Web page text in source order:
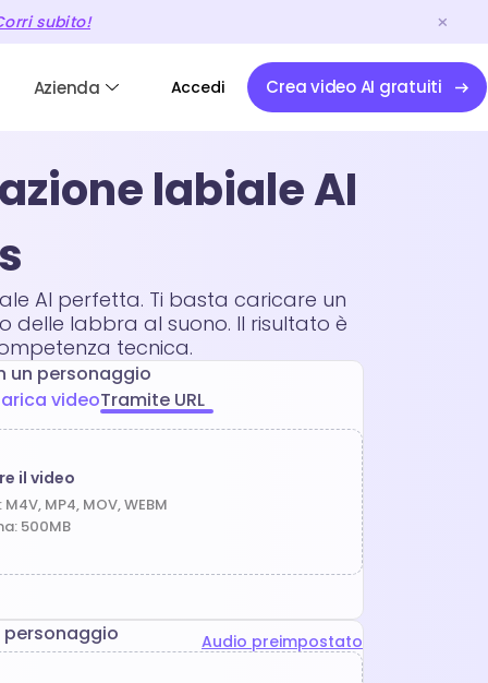
subito!
Azienda Accedi Crea video AI gratuiti
labiale AI
AI perfetta. Ti basta caricare un
delle labbra al suono. Il risultato è
tecnica.
un personaggio
videoTramite URL
il video
MP4, MOV, WEBM
500MB
Audio preimpostato